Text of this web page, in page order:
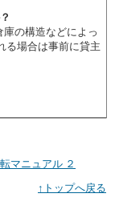
の構造などによっ
る場合は事前に貸主
マニュアル ２
↑トップへ戻る